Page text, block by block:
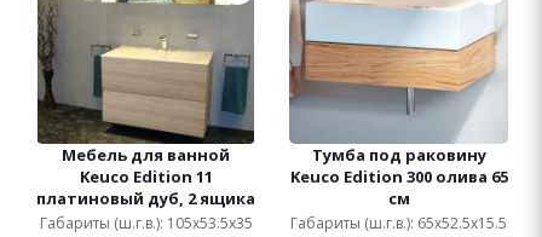
Мебель для ванной
Keuco Edition 11
платиновый дуб, 2 ящика
Габариты (ш.г.в.): 105x53.5x35
Тумба под раковину
Keuco Edition 300 олива 65
см
Габариты (ш.г.в.): 65x52.5x15.5